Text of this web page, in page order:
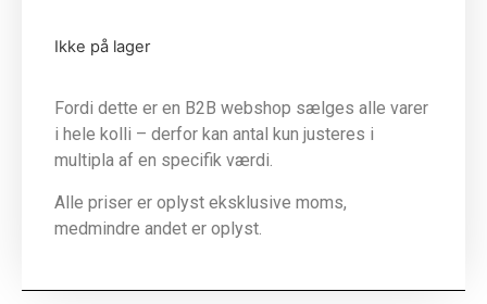
Ikke på lager
Fordi dette er en B2B webshop sælges alle varer
i hele kolli – derfor kan antal kun justeres i
multipla af en specifik værdi.
Alle priser er oplyst eksklusive moms,
medmindre andet er oplyst.